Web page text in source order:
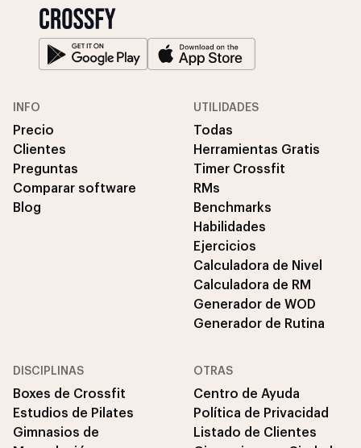
INFO
Precio
Clientes
Preguntas
Comparar software
Blog
UTILIDADES
Todas
Herramientas Gratis
Timer Crossfit
RMs
Benchmarks
Habilidades
Ejercicios
Calculadora de Nivel
Calculadora de RM
Generador de WOD
Generador de Rutina
DISCIPLINAS
Boxes de Crossfit
Estudios de Pilates
Gimnasios de
OTRAS
Centro de Ayuda
Política de Privacidad
Listado de Clientes